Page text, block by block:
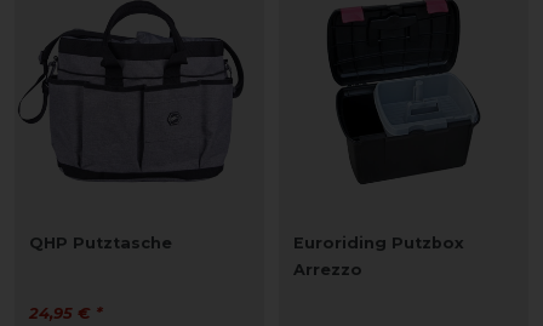
QHP Putztasche
24,95 € *
Euroriding Putzbox
Arrezzo